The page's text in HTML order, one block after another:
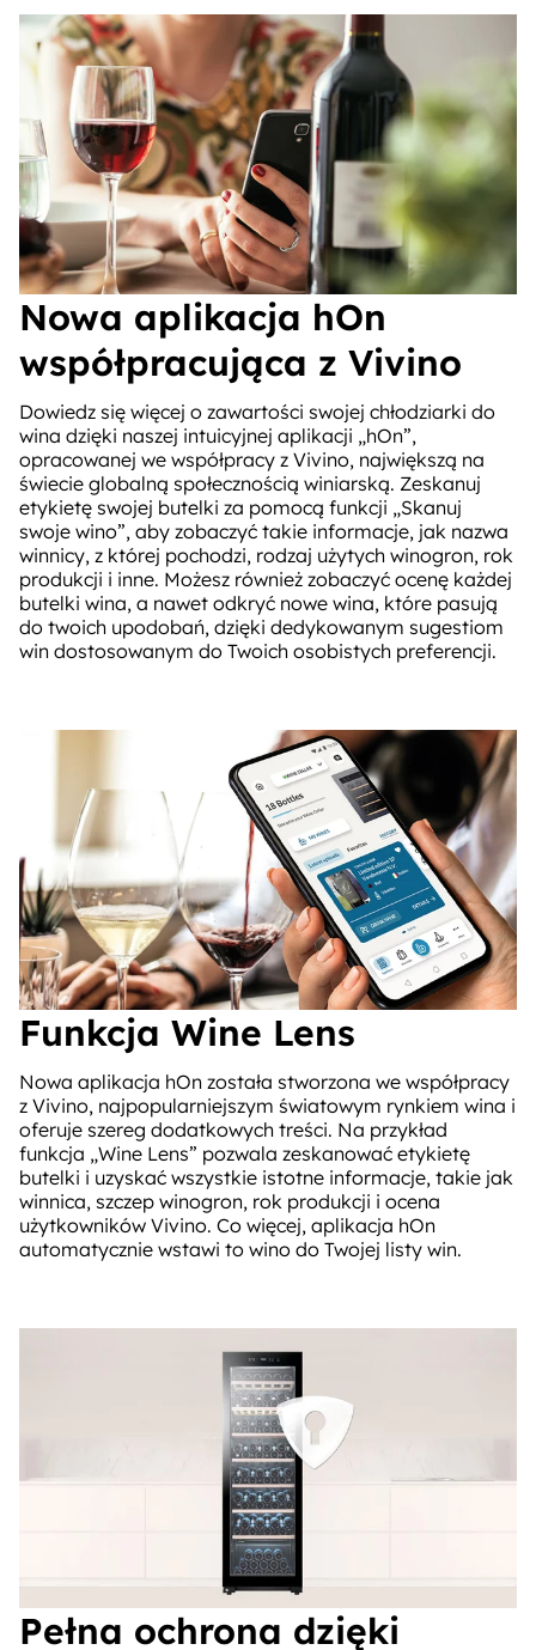
Nowa aplikacja hOn
współpracująca z Vivino
Dowiedz się więcej o zawartości swojej chłodziarki do
wina dzięki naszej intuicyjnej aplikacji „hOn”,
opracowanej we współpracy z Vivino, największą na
świecie globalną społecznością winiarską. Zeskanuj
etykietę swojej butelki za pomocą funkcji „Skanuj
swoje wino”, aby zobaczyć takie informacje, jak nazwa
winnicy, z której pochodzi, rodzaj użytych winogron, rok
produkcji i inne. Możesz również zobaczyć ocenę każdej
butelki wina, a nawet odkryć nowe wina, które pasują
do twoich upodobań, dzięki dedykowanym sugestiom
win dostosowanym do Twoich osobistych preferencji.
Funkcja Wine Lens
Nowa aplikacja hOn została stworzona we współpracy
z Vivino, najpopularniejszym światowym rynkiem wina i
oferuje szereg dodatkowych treści. Na przykład
funkcja „Wine Lens” pozwala zeskanować etykietę
butelki i uzyskać wszystkie istotne informacje, takie jak
winnica, szczep winogron, rok produkcji i ocena
użytkowników Vivino. Co więcej, aplikacja hOn
automatycznie wstawi to wino do Twojej listy win.
Pełna ochrona dzięki